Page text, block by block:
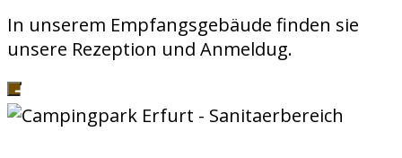
In unserem Empfangsgebäude finden sie
unsere Rezeption und Anmeldug.